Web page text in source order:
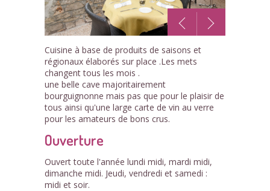
1 /9
Cuisine à base de produits de saisons et
régionaux élaborés sur place .Les mets
changent tous les mois .
une belle cave majoritairement
bourguignonne mais pas que pour le plaisir de
tous ainsi qu'une large carte de vin au verre
pour les amateurs de bons crus.
Ouverture
Ouvert toute l'année lundi midi, mardi midi,
dimanche midi. Jeudi, vendredi et samedi :
midi et soir.